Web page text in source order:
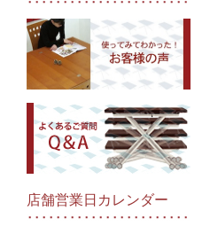
店舗営業日カレンダー